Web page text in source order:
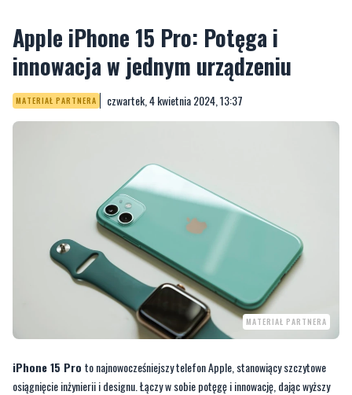
MATERIAŁ PARTNERA czwartek, 4 kwietnia 2024, 13:37
MATERIAŁ PARTNERA
to najnowocześniejszy telefon Apple, stanowiący szczytowe
osiągnięcie inżynierii i designu. Łączy w sobie potęgę i innowację, dając wyższy
cieszy się niesłabnącym zainteresowaniem na całym świecie.
Jeśli chcesz mieć po prostu perfekcyjny telefon, wówczasApple iPhone 15